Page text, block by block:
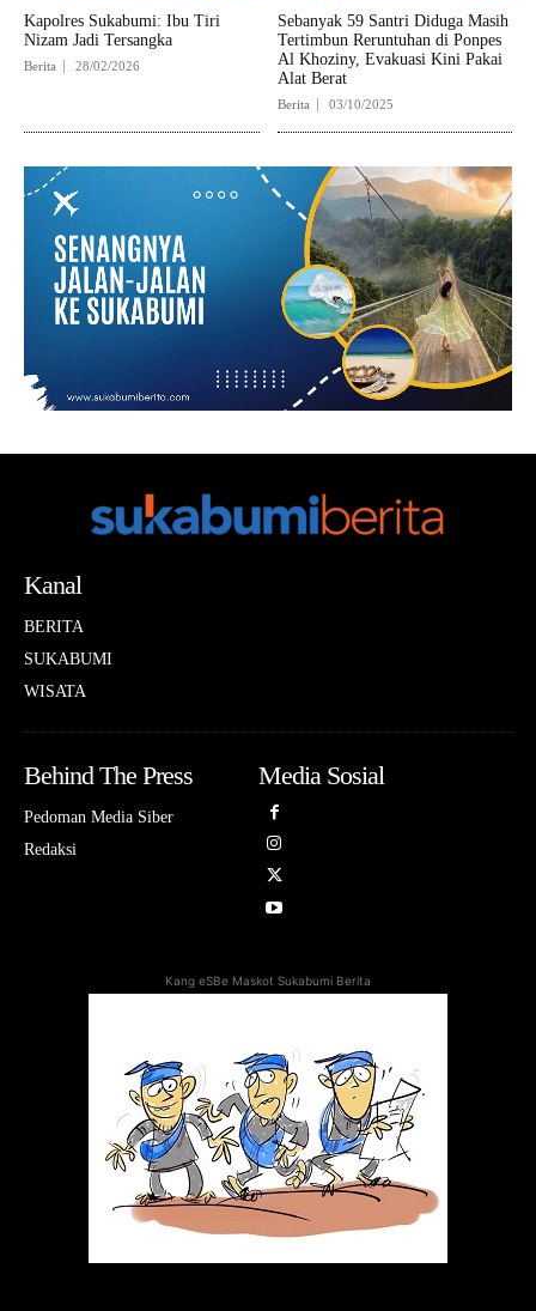
Kapolres Sukabumi: Ibu Tiri
Nizam Jadi Tersangka
Berita 28/02/2026
Sebanyak 59 Santri Diduga Masih
Tertimbun Reruntuhan di Ponpes
Al Khoziny, Evakuasi Kini Pakai
Alat Berat
Berita 03/10/2025
Kanal
BERITA
SUKABUMI
WISATA
Behind The Press
Pedoman Media Siber
Redaksi
Media Sosial
Kang eSBe Maskot Sukabumi Berita